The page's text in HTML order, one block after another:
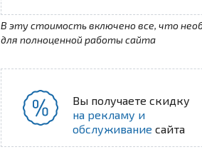
В эту стоимость включено все, что
для полноценной работы сайта
Вы получаете скидку
на рекламу и
обслуживание сайта